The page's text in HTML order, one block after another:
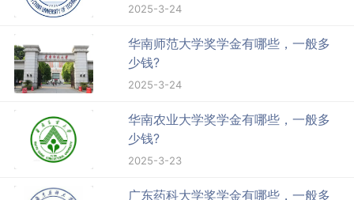
2025-3-24
华南师范大学奖学金有哪些，一般多
少钱?
2025-3-24
华南农业大学奖学金有哪些，一般多
少钱?
2025-3-23
广东药科大学奖学金有哪些，一般多